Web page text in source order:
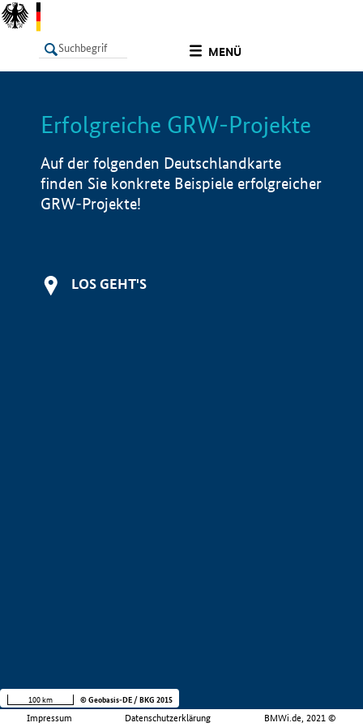
MENÜ
LISTE Info
Erfolgreiche GRW-Projekte
Auf der folgenden Deutschlandkarte
finden Sie konkrete Beispiele erfolgreicher
GRW-Projekte!
LOS GEHT'S
Impressum Datenschutzerklärung BMWi.de, 2021 ©
100 km © Geobasis-DE / BKG 2015